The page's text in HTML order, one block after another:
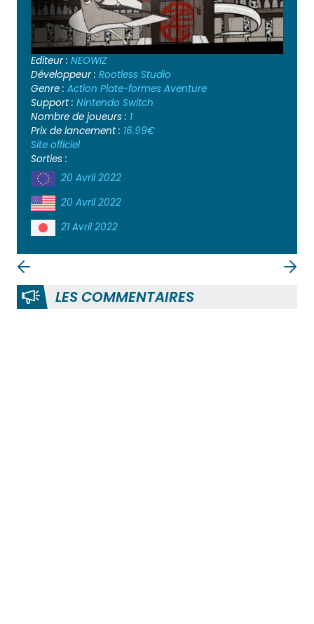
Editeur : NEOWIZ
Développeur : Rootless Studio
Genre : Action Plate-formes Aventure
Support : Nintendo Switch
Nombre de joueurs : 1
Prix de lancement : 16.99€
Site officiel
Sorties :
20 Avril 2022
20 Avril 2022
21 Avril 2022
LES COMMENTAIRES